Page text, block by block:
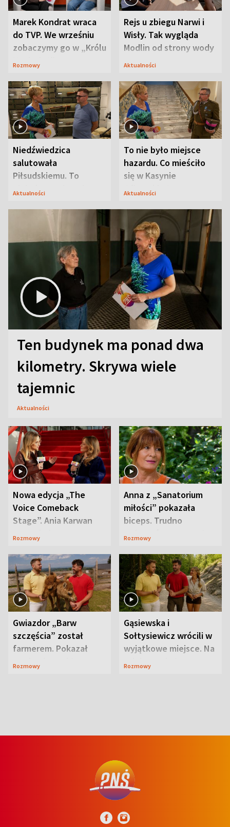
Marek Kondrat wraca
do TVP. We wrześniu
zobaczymy go w „Królu
Maciusiu I”
Rozmowy
Rejs u zbiegu Narwi i
Wisły. Tak wygląda
Modlin od strony wody
Aktualności
Niedźwiedzica
salutowała
Piłsudskiemu. To
niejedyna tajemnica
Aktualności
To nie było miejsce
hazardu. Co mieściło
się w Kasynie
Oficerskim?
Aktualności
Ten budynek ma ponad dwa
kilometry. Skrywa wiele
tajemnic
Aktualności
Nowa edycja „The
Voice Comeback
Stage”. Ania Karwan
zapowiada
Rozmowy
Anna z „Sanatorium
miłości” pokazała
biceps. Trudno
uwierzyć, co przeszła
Rozmowy
Gwiazdor „Barw
szczęścia” został
farmerem. Pokazał
swoje niezwykłe
Rozmowy
Gąsiewska i
Sołtysiewicz wrócili w
wyjątkowe miejsce. Na
szlaku czekał
Rozmowy